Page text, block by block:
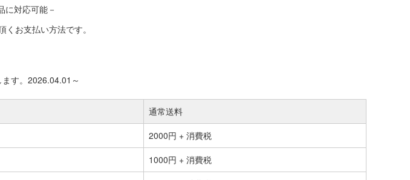
対応可能－
お支払い方法です。
す。2026.04.01～
通常送料
2000円 + 消費税
1000円 + 消費税